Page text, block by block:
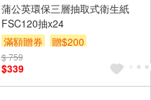
蒲公英環保三層抽取式衛生紙
FSC120抽x24
滿額贈券
贈$200
$ 759
$339